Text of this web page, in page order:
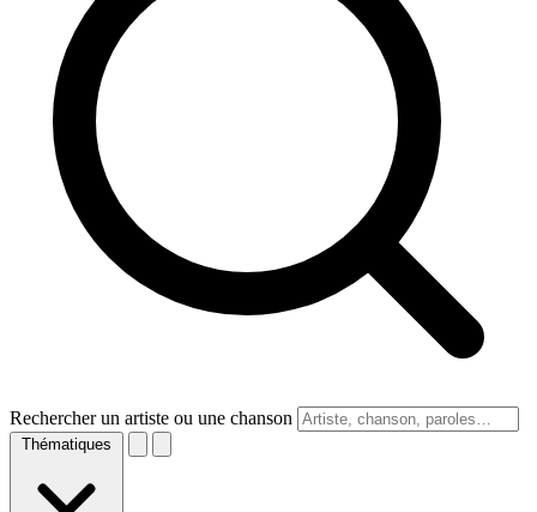
Rechercher un artiste ou une chanson
Thématiques